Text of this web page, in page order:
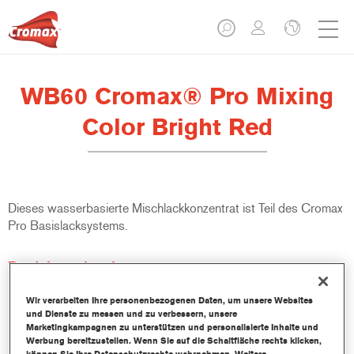
WB60 Cromax® Pro Mixing
Color Bright Red
Dieses wasserbasierte Mischlackkonzentrat ist Teil des Cromax
Pro Basislacksystems.
Produktmerkmale
Ausgezeichnete Ergiebigkeit mit außergewöhnlich genauer
Farbtonangleichung.
Schnelle und sparsame Anwendung trägt zur Steigerung
des Durchsatz und der Produktivität bei.
Wir verarbeiten Ihre personenbezogenen Daten, um unsere Websites
und Dienste zu messen und zu verbessern, unsere
Marketingkampagnen zu unterstützen und personalisierte Inhalte und
Werbung bereitzustellen. Wenn Sie auf die Schaltfläche rechts klicken,